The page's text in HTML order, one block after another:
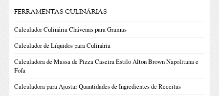
FERRAMENTAS CULINÁRIAS
Calculador Culinária Chávenas para Gramas
Calculador de Líquidos para Culinária
Calculadora de Massa de Pizza Caseira Estilo Alton Brown Napolitana e
Fofa
Calculadora para Ajustar Quantidades de Ingredientes de Receitas